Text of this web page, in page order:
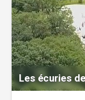
Les écuries